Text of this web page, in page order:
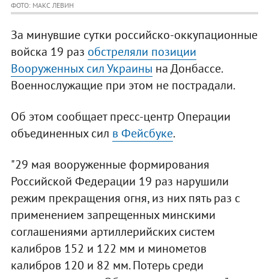
ФОТО: МАКС ЛЕВИН
За минувшие сутки российско-оккупационные
войска 19 раз обстреляли позиции
Вооруженных сил Украины на Донбассе.
Военнослужащие при этом не пострадали.
Об этом сообщает пресс-центр Операции
объединенных сил в Фейсбуке.
"29 мая вооруженные формирования
Российской Федерации 19 раз нарушили
режим прекращения огня, из них пять раз с
применением запрещенных минскими
соглашениями артиллерийских систем
калибров 152 и 122 мм и минометов
калибров 120 и 82 мм. Потерь среди